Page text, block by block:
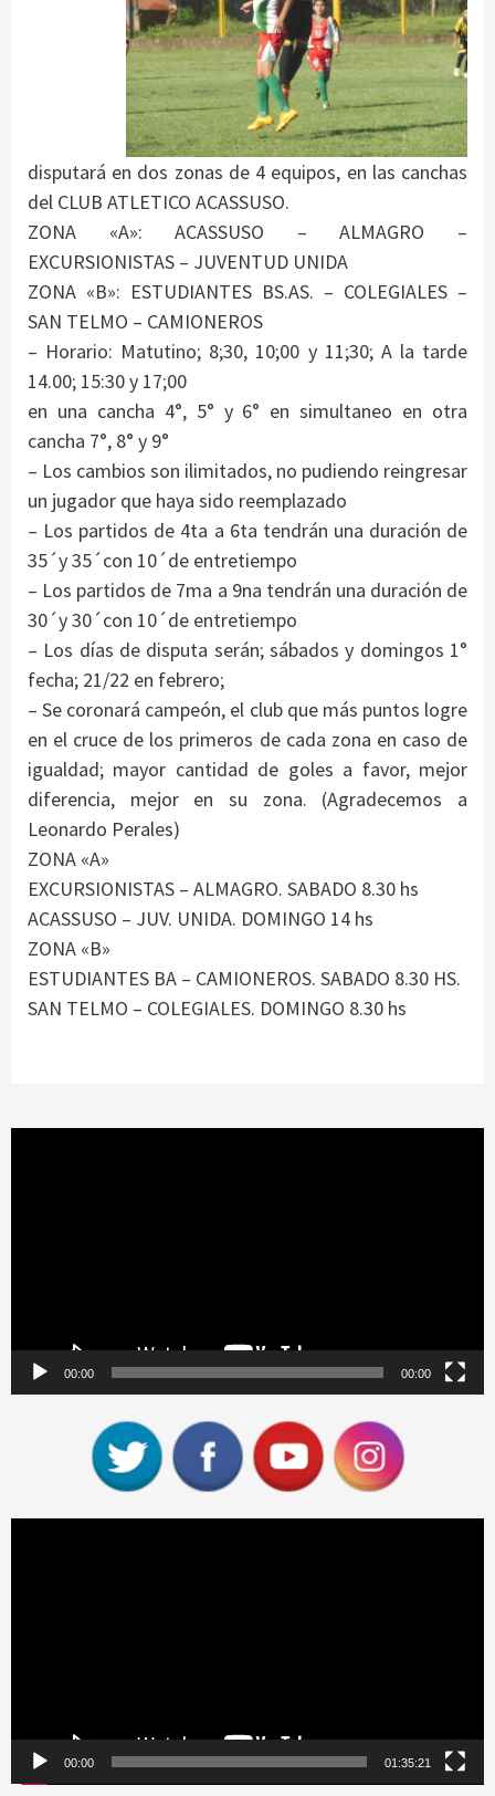
disputará en dos zonas de 4 equipos, en las canchas
del CLUB ATLETICO ACASSUSO.
ZONA «A»: ACASSUSO – ALMAGRO –
EXCURSIONISTAS – JUVENTUD UNIDA
ZONA «B»: ESTUDIANTES BS.AS. – COLEGIALES –
SAN TELMO – CAMIONEROS
– Horario: Matutino; 8;30, 10;00 y 11;30; A la tarde
14.00; 15:30 y 17;00
en una cancha 4°, 5° y 6° en simultaneo en otra
cancha 7°, 8° y 9°
– Los cambios son ilimitados, no pudiendo reingresar
un jugador que haya sido reemplazado
– Los partidos de 4ta a 6ta tendrán una duración de
35´y 35´con 10´de entretiempo
– Los partidos de 7ma a 9na tendrán una duración de
30´y 30´con 10´de entretiempo
– Los días de disputa serán; sábados y domingos 1°
fecha; 21/22 en febrero;
– Se coronará campeón, el club que más puntos logre
en el cruce de los primeros de cada zona en caso de
igualdad; mayor cantidad de goles a favor, mejor
diferencia, mejor en su zona. (Agradecemos a
Leonardo Perales)
ZONA «A»
EXCURSIONISTAS – ALMAGRO. SABADO 8.30 hs
ACASSUSO – JUV. UNIDA. DOMINGO 14 hs
ZONA «B»
ESTUDIANTES BA – CAMIONEROS. SABADO 8.30 HS.
SAN TELMO – COLEGIALES. DOMINGO 8.30 hs
00:00 00:00
00:00 01:35:21